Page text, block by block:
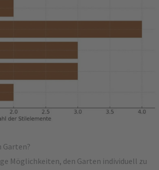
Garten?
Möglichkeiten, den Garten individuell zu